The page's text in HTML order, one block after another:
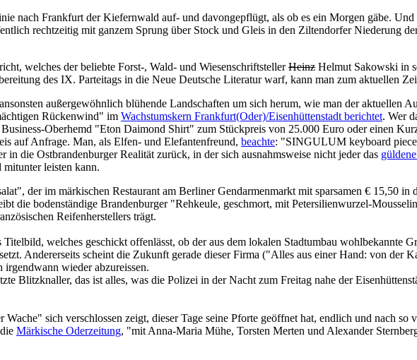
nach Frankfurt der Kiefernwald auf- und davongepflügt, als ob es ein Morgen gäbe. Und
rechtzeitig mit ganzem Sprung über Stock und Gleis in den Ziltendorfer Niederung
welches der beliebte Forst-, Wald- und WiesenschriftstellerHeinz Helmut Sakowski in
des IX. Parteitags in die Neue Deutsche Literatur warf, kann man zum aktuellen
außergewöhnlich blühende Landschaften um sich herum, wie man der aktuellen
Rückenwind" im Wachstumskern Frankfurt(Oder)/Eisenhüttenstadt berichtet. Wer
Oberhemd "Eton Daimond Shirt" zum Stückpreis von 25.000 Euro oder einen
auf Anfrage. Man, als Elfen- und Elefantenfreund, beachte: "SINGULUM keyboard
die Ostbrandenburger Realität zurück, in der sich ausnahmsweise nicht jeder das
leisten kann.
der im märkischen Restaurant am Berliner Gendarmenmarkt mit sparsamen € 15,50 in
die bodenständige Brandenburger "Rehkeule, geschmort, mit Petersilienwurzel-
Reifenherstellers trägt.
welches geschickt offenlässt, ob der aus dem lokalen Stadtumbau wohlbekannte
Andererseits scheint die Zukunft gerade dieser Firma ("Alles aus einer Hand: von der
wieder abzureissen.
Blitzknaller, das ist alles, was die Polizei in der Nacht zum Freitag nahe der
sich verschlossen zeigt, dieser Tage seine Pforte geöffnet hat, endlich und nach so
Märkische Oderzeitung, "mit Anna-Maria Mühe, Torsten Merten und Alexander